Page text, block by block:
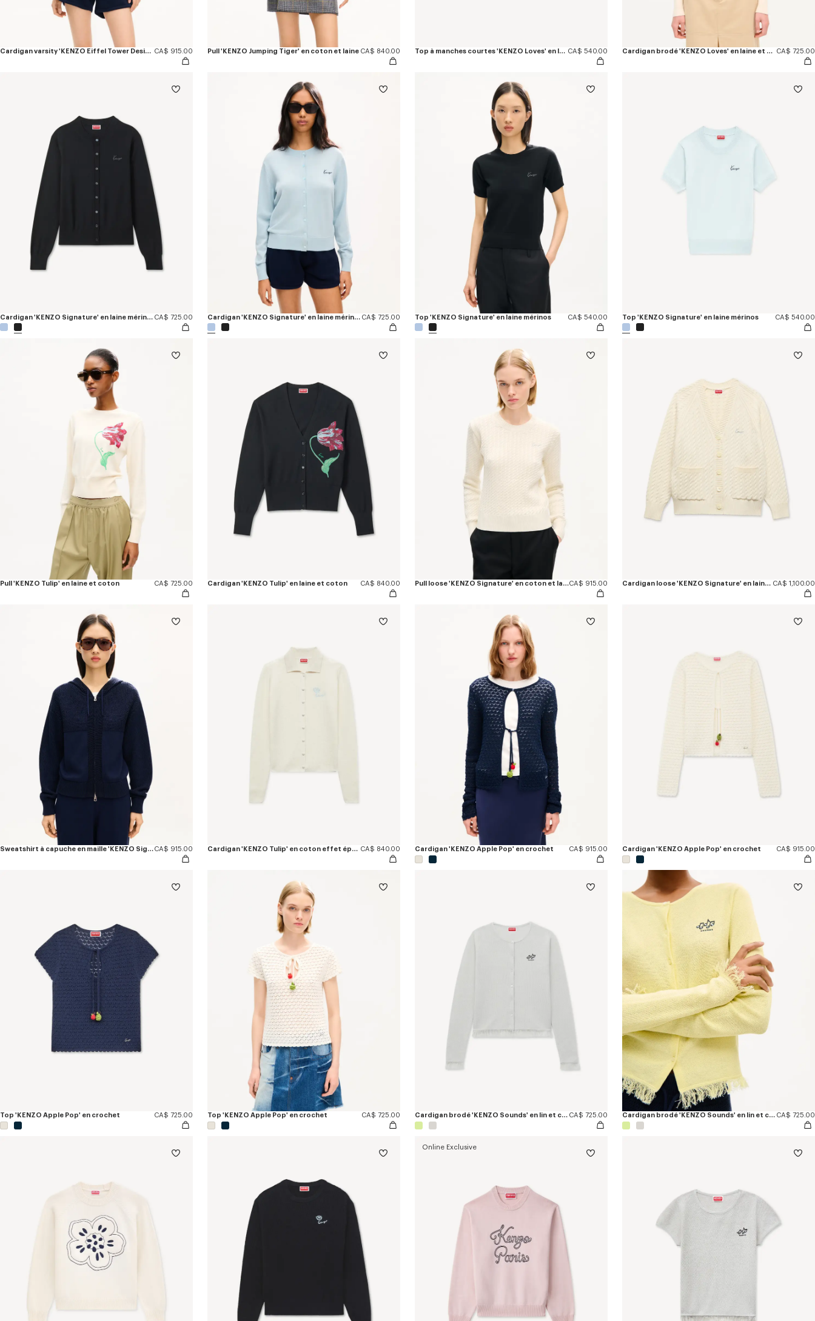
Cardigan varsity 'KENZO Eiffel Tower Design' en laine CA$ 915.00 Pull 'KENZO Jumping Tiger' en coton et laine CA$ 840.00 Top à manches courtes 'KENZO Loves' en laine et coton CA$ 540.00 Cardigan brodé 'KENZO Loves' en laine et coton CA$ 725.00
Cardigan 'KENZO Signature' en laine mérinos CA$ 725.00 Cardigan 'KENZO Signature' en laine mérinos CA$ 725.00 Top 'KENZO Signature' en laine mérinos CA$ 540.00 Top 'KENZO Signature' en laine mérinos CA$ 540.00
Pull 'KENZO Tulip' en laine et coton CA$ 725.00 Cardigan 'KENZO Tulip' en laine et coton CA$ 840.00 Pull loose 'KENZO Signature' en coton et laineCA$ 915.00 Cardigan loose 'KENZO Signature' en laine et coton CA$ 1,100.00
Sweatshirt à capuche en maille 'KENZO Signature' en coton et laineCA$ 915.00 Cardigan 'KENZO Tulip' en coton effet éponge CA$ 840.00 Cardigan 'KENZO Apple Pop' en crochet CA$ 915.00 Cardigan 'KENZO Apple Pop' en crochet CA$ 915.00
Top 'KENZO Apple Pop' en crochet CA$ 725.00 Top 'KENZO Apple Pop' en crochet CA$ 725.00 Cardigan brodé 'KENZO Sounds' en lin et coton CA$ 725.00 Cardigan brodé 'KENZO Sounds' en lin et coton CA$ 725.00
Online Exclusive